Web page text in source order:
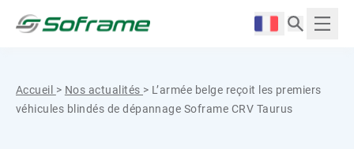
Langue :
Accueil > Nos actualités > L’armée belge reçoit les premiers
véhicules blindés de dépannage Soframe CRV Taurus